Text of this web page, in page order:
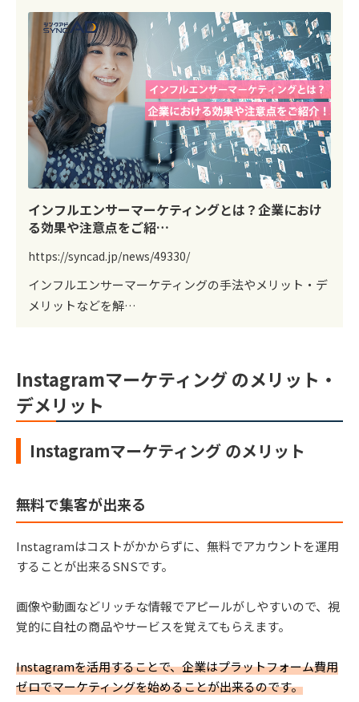
インフルエンサーマーケティングとは？企業におけ
る効果や注意点をご紹…
https://syncad.jp/news/49330/
インフルエンサーマーケティングの手法やメリット・デ
メリットなどを解…
Instagramマーケティング のメリット・
デメリット
Instagramマーケティング のメリット
無料で集客が出来る
Instagramはコストがかからずに、無料でアカウントを運用
することが出来るSNSです。
画像や動画などリッチな情報でアピールがしやすいので、視
覚的に自社の商品やサービスを覚えてもらえます。
Instagramを活用することで、企業はプラットフォーム費用
ゼロでマーケティングを始めることが出来るのです。